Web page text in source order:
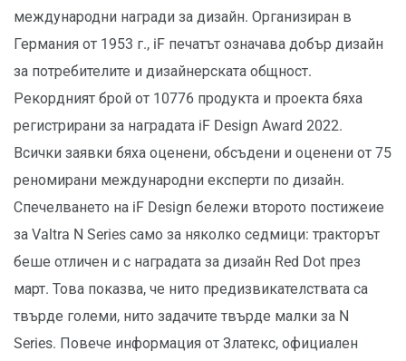
международни награди за дизайн. Организиран в
Германия от 1953 г., iF печатът означава добър дизайн
за потребителите и дизайнерската общност.
Рекордният брой от 10776 продукта и проекта бяха
регистрирани за наградата iF Design Award 2022.
Всички заявки бяха оценени, обсъдени и оценени от 75
реномирани международни експерти по дизайн.
Спечелването на iF Design бележи второто постижеие
за Valtra N Series само за няколко седмици: тракторът
беше отличен и с наградата за дизайн Red Dot през
март. Това показва, че нито предизвикателствата са
твърде големи, нито задачите твърде малки за N
Series. Повече информация от Златекс, официален